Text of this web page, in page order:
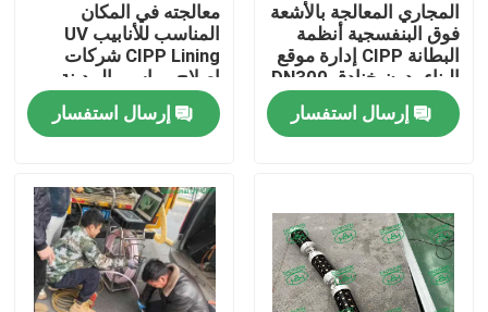
بيت
معلومات عنا
جولة في المعمل
المجاري المعالجة بالأشعة
فوق البنفسجية أنظمة
البطانة CIPP إدارة موقع
البناء بدون خنادق DN300
إرسال استفسار
معالجته في المكان
المناسب للأنابيب UV
CIPP Lining شركات
إصلاح مواسير المدينة
بدون حفر
إرسال استفسار